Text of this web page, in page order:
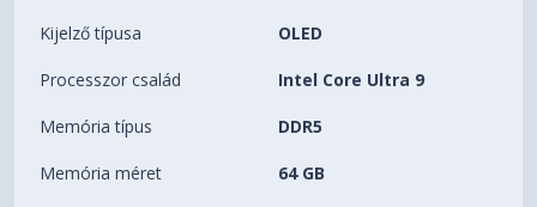
Kijelző típusa OLED
Processzor család Intel Core Ultra 9
Memória típus DDR5
Memória méret 64 GB